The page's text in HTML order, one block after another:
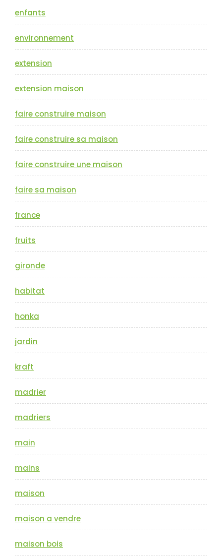
enfants
environnement
extension
extension maison
faire construire maison
faire construire sa maison
faire construire une maison
faire sa maison
france
fruits
gironde
habitat
honka
jardin
kraft
madrier
madriers
main
mains
maison
maison a vendre
maison bois